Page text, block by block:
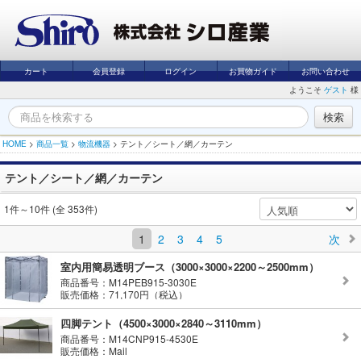
カート 会員登録 ログイン お買物ガイド
お問い合わせ
ようこそ ゲスト 様
HOME > 商品一覧 > 物流機器 > テント／シート／網／カーテン
テント／シート／網／カーテン
1件～10件 (全 353件)
1 2 3 4 5 次
室内用簡易透明ブース（3000×3000×2200～2500mm）
商品番号：M14PEB915-3030E
販売価格：71,170円（税込）
四脚テント（4500×3000×2840～3110mm）
商品番号：M14CNP915-4530E
販売価格：Mail